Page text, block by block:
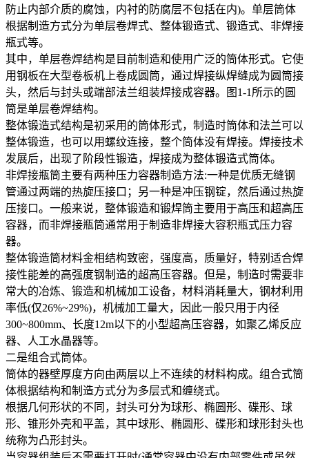
防止内部介质的腐蚀，内衬的防腐层不包括在内)。单层筒体
根据制造方式分为单层卷焊式、整体锻造式、锻造式、非焊接
瓶式等。
其中，单层卷焊结构是目前制造和使用广泛的筒体形式。它使
用钢板在大型卷板机上卷成圆筒，通过焊接纵焊缝成为圆筒接
头，然后与封头或端部法兰组装焊接成容器。图1-1所示的圆
筒是单层卷焊结构。
整体锻造式结构是初采用的筒体形式，制造时筒体和法兰可以
整体锻造，也可以用螺纹连接，整个筒体没有焊接。焊接技术
发展后，出现了阶段性锻造，焊接成为整体锻造式筒体。
非焊接瓶筒主要有两种压力容器制造方法:一种是优质无缝钢
管通过两端的热旋压接口；另一种是冲压钢锭，然后通过热旋
压接口。一般来说，整体锻造和锻焊筒主要用于高压和超高压
容器，而非焊接瓶筒通常用于制造非焊接大容积瓶式压力容
器。
整体锻造筒材料金相结构致密，强度高，质量好，特别适合焊
接性能差的高强度钢制造的超高压容器。但是，制造时需要非
常大的冶炼、锻造和机械加工设备，材料消耗量大，钢材利用
率低(仅26%~29%)，机械加工量大，因此一般只用于内径
300~800mm、长度12m以下的小型超高压容器，如聚乙烯反应
器、人工水晶器等。
二是组合式筒体。
筒体的器壁厚度方向由两层以上不连续的材料构成。组合式筒
体根据结构和制造方式分为多层式和缠绕式。
根据几何形状的不同，封头可分为球形、椭圆形、碟形、球
形、锥形外壳和平盖，其中球形、椭圆形、碟形和球形封头也
统称为凸形封头。